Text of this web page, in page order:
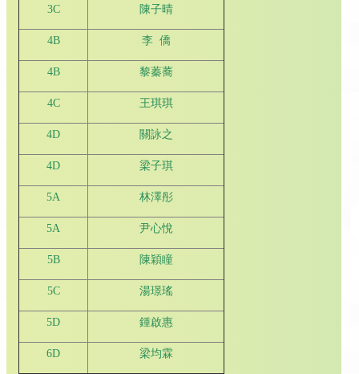
3C 陳子晴
4B 李 僑
4B 黎蓁蕎
4C 王琪琪
4D 關詠之
4D 梁子琪
5A 林澤彤
5A 尹心悅
5B 陳穎瞳
5C 湯璟瑤
5D 鍾啟惠
6D 梁均霖